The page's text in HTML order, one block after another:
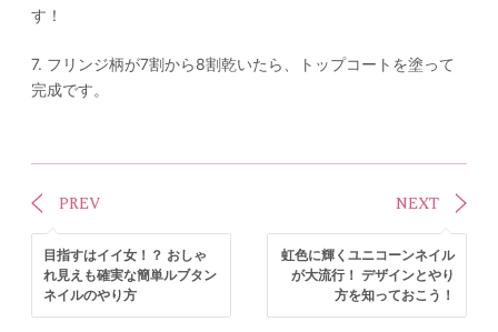
す！
7. フリンジ柄が7割から8割乾いたら、トップコートを塗って
完成です。
PREV
目指すはイイ女！？ おしゃ
れ見えも確実な簡単ルブタン
ネイルのやり方
NEXT
虹色に輝くユニコーンネイル
が大流行！ デザインとやり
方を知っておこう！